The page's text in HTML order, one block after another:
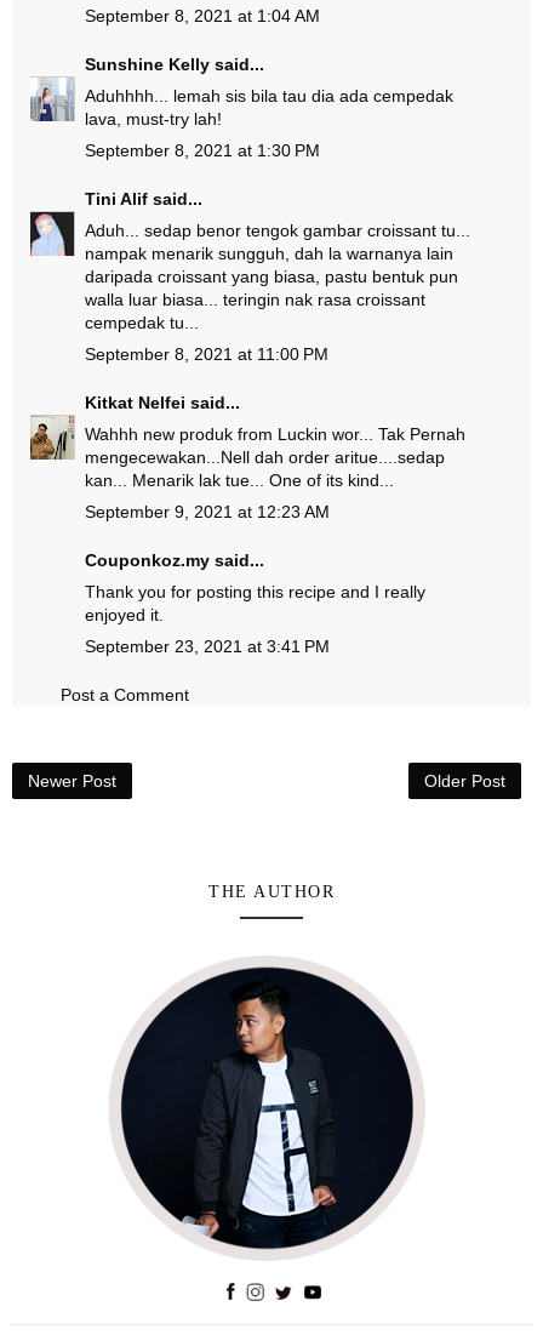
September 8, 2021 at 1:04 AM
Sunshine Kelly said...
Aduhhhh... lemah sis bila tau dia ada cempedak
lava, must-try lah!
September 8, 2021 at 1:30 PM
Tini Alif said...
Aduh... sedap benor tengok gambar croissant tu...
nampak menarik sungguh, dah la warnanya lain
daripada croissant yang biasa, pastu bentuk pun
walla luar biasa... teringin nak rasa croissant
cempedak tu...
September 8, 2021 at 11:00 PM
Kitkat Nelfei said...
Wahhh new produk from Luckin wor... Tak Pernah
mengecewakan...Nell dah order aritue....sedap
kan... Menarik lak tue... One of its kind...
September 9, 2021 at 12:23 AM
Couponkoz.my said...
Thank you for posting this recipe and I really
enjoyed it.
September 23, 2021 at 3:41 PM
Post a Comment
Newer Post Older Post
THE AUTHOR